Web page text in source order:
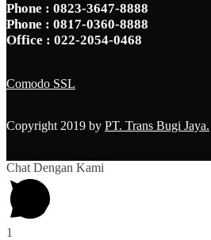
Phone : 0823-3647-8888
Phone : 0817-0360-8888
Office : 022-2054-0468
Comodo SSL
Copyright 2019 by PT. Trans Bugi Jaya.
Chat Dengan Kami
1